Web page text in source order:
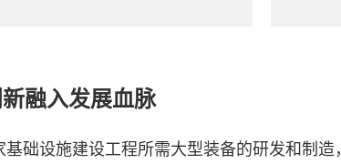
融入发展血脉
础设施建设工程所需大型装备的研发和制造，